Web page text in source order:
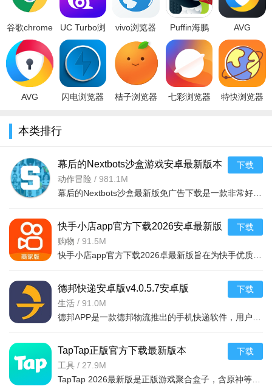
谷歌chrome
浏览器下载
安装2026最
新版安卓版
v145.0.7632.109
UC Turbo浏
览器中文汉
化版国际版
v1.10.3.900
安卓版
vivo浏览器
下载安装
2026最新版
v28.6.0.1最
新安卓版
Puffin海鹏
浏览器海外
最新版
v9.7.2.51367
安卓版
AVG
Browser浏
览器汉化版
v4.0.52免费
版
AVG
文版v4.0.52
闪电浏览器
桔子浏览器
七彩浏览器
特快浏览器
本类排行
幕后的Nextbots沙盒游戏安卓最新版本
v11.2.2 中文版
动作冒险 / 981.1M
下载
快手小店app官方下载2026安卓最新版
v7.2.40.481安卓最新版
购物 / 91.5M
下载
德邦快递安卓版v4.0.5.7安卓版
生活 / 91.0M
下载
TapTap正版官方下载最新版本
2026v2.94.0-mkt#100300手机版
工具 / 27.9M
下载